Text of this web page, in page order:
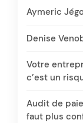
Aymeric
Denise
Votre
c’est un
Audit de
faut plus